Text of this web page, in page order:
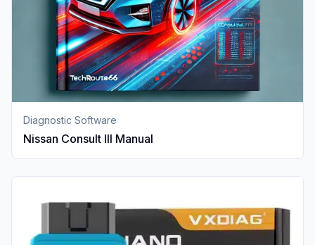
Diagnostic Software
Nissan Consult III Manual